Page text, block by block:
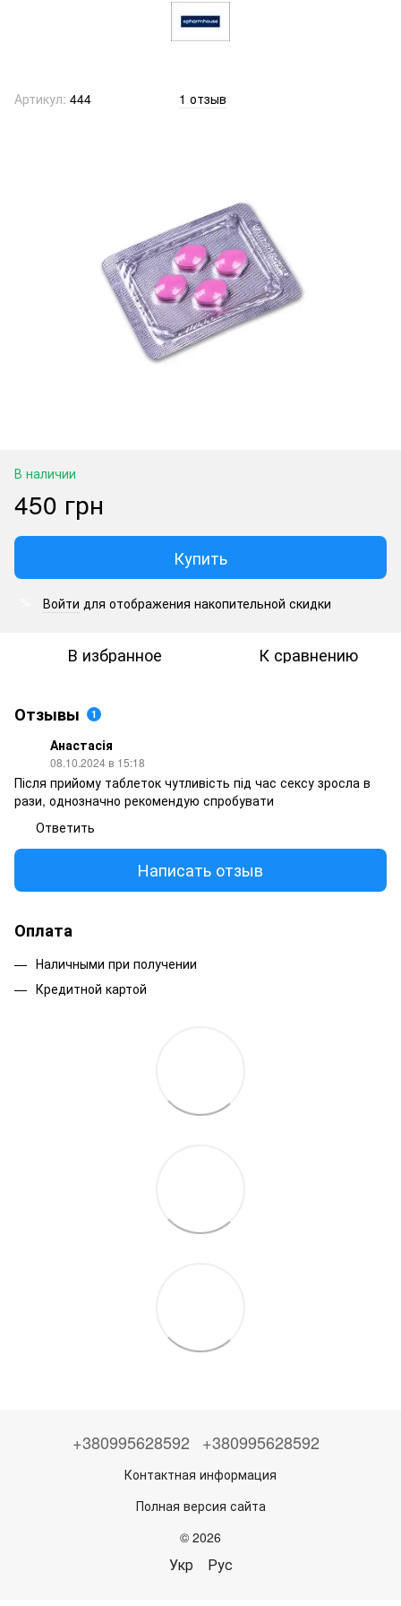
Артикул: 444 1 отзыв
В наличии
450 грн
Купить
Войти для отображения накопительной скидки
В избранное К сравнению
Отзывы 1
Анастасія
08.10.2024 в 15:18
Після прийому таблеток чутливість під час сексу зросла в
рази, однозначно рекомендую спробувати
Ответить
Написать отзыв
Оплата
Наличными при получении
Кредитной картой
+380995628592 +380995628592
Контактная информация
Полная версия сайта
© 2026
Укр Рус